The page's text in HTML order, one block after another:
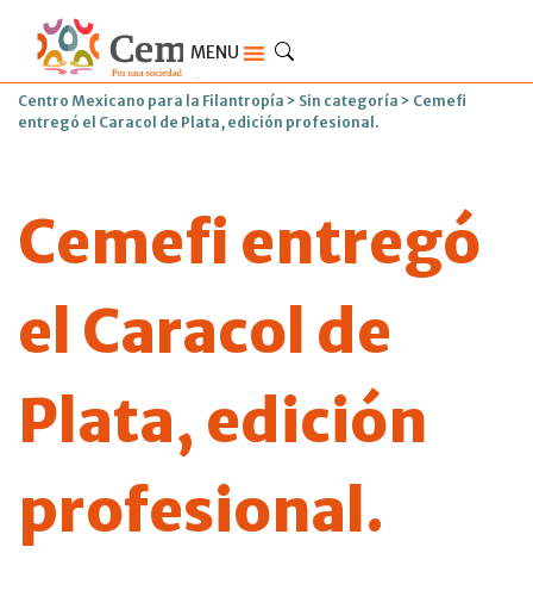
MENU
Centro Mexicano para la Filantropía > Sin categoría > Cemefi
entregó el Caracol de Plata, edición profesional.
Cemefi entregó
el Caracol de
Plata, edición
profesional.